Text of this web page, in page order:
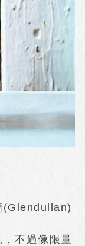
(Glendullan)
不過像限量